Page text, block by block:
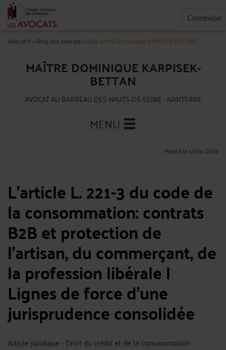
Connexion
Avocat.fr>Blog des avocats>Blog de Me Dominique KARPISEK-BETTAN
MAÎTRE DOMINIQUE KARPISEK-
BETTAN
AVOCAT AU BARREAU DES HAUTS-DE-SEINE - NANTERRE
MENU
Publié le 11/06/2026
L’article L. 221-3 du code de
la consommation: contrats
B2B et protection de
l’artisan, du commerçant, de
la profession libérale |
Lignes de force d’une
jurisprudence consolidée
Article juridique - Droit du crédit et de la consommation